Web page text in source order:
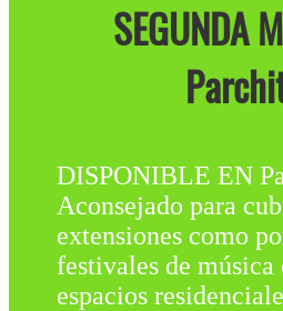
SEGUNDA
DISPONIBLE EN
Aconsejado para
extensiones como
festivales de música
espacios